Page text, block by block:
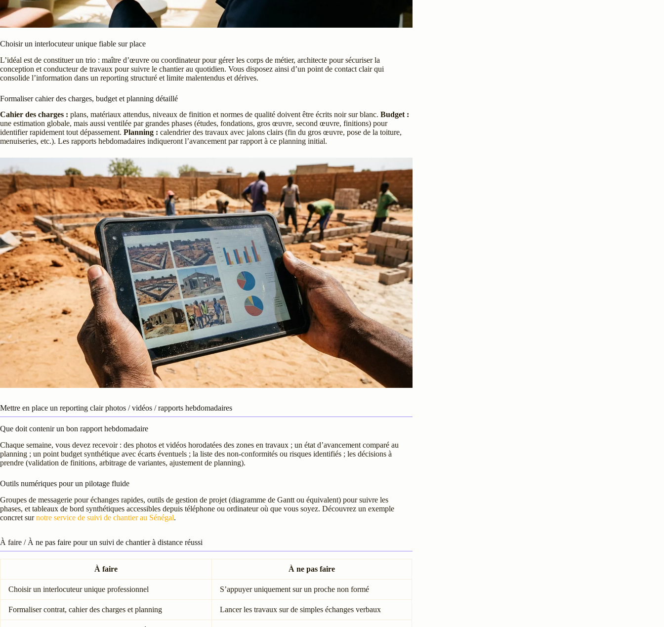
Choisir un interlocuteur unique fiable sur place
L’idéal est de constituer un trio : maître d’œuvre ou coordinateur pour gérer les corps de métier, architecte pour sécuriser la
conception et conducteur de travaux pour suivre le chantier au quotidien. Vous disposez ainsi d’un point de contact clair qui
consolide l’information dans un reporting structuré et limite malentendus et dérives.
Formaliser cahier des charges, budget et planning détaillé
Cahier des charges : plans, matériaux attendus, niveaux de finition et normes de qualité doivent être écrits noir sur blanc. Budget :
une estimation globale, mais aussi ventilée par grandes phases (études, fondations, gros œuvre, second œuvre, finitions) pour
identifier rapidement tout dépassement. Planning : calendrier des travaux avec jalons clairs (fin du gros œuvre, pose de la toiture,
menuiseries, etc.). Les rapports hebdomadaires indiqueront l’avancement par rapport à ce planning initial.
Mettre en place un reporting clair photos / vidéos / rapports hebdomadaires
Que doit contenir un bon rapport hebdomadaire
Chaque semaine, vous devez recevoir : des photos et vidéos horodatées des zones en travaux ; un état d’avancement comparé au
planning ; un point budget synthétique avec écarts éventuels ; la liste des non-conformités ou risques identifiés ; les décisions à
prendre (validation de finitions, arbitrage de variantes, ajustement de planning).
Outils numériques pour un pilotage fluide
Groupes de messagerie pour échanges rapides, outils de gestion de projet (diagramme de Gantt ou équivalent) pour suivre les
phases, et tableaux de bord synthétiques accessibles depuis téléphone ou ordinateur où que vous soyez. Découvrez un exemple
concret surnotre service de suivi de chantier au Sénégal.
À faire / À ne pas faire pour un suivi de chantier à distance réussi
À faire À ne pas faire
Choisir un interlocuteur unique professionnel S’appuyer uniquement sur un proche non formé
Formaliser contrat, cahier des charges et planning Lancer les travaux sur de simples échanges verbaux